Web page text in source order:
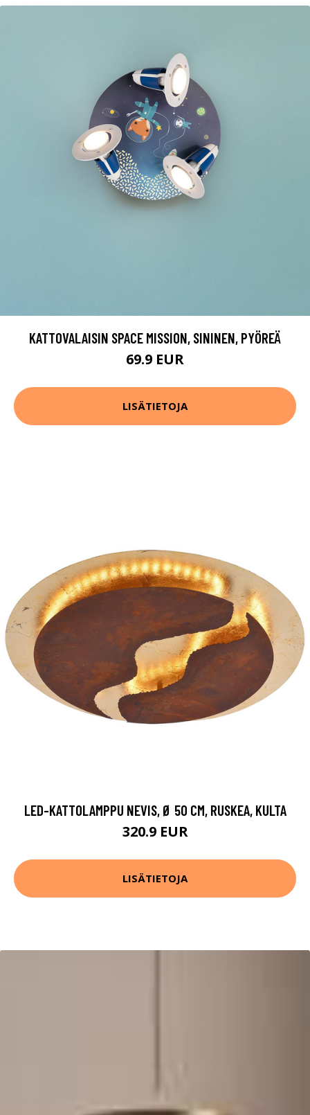
KATTOVALAISIN SPACE MISSION, SININEN, PYÖREÄ
69.9 EUR
LISÄTIETOJA
LED-KATTOLAMPPU NEVIS, Ø 50 CM, RUSKEA, KULTA
320.9 EUR
LISÄTIETOJA